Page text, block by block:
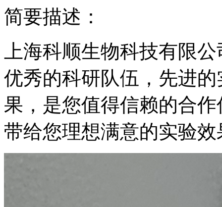
简要描述：
上海科顺生物科技有限
优秀的科研队伍，先进
果，是您值得信赖的合
带给您理想满意的实验效